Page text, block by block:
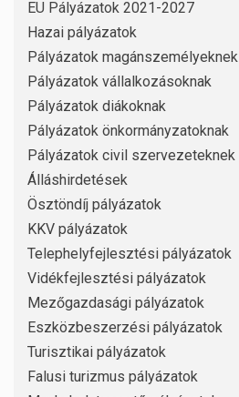
EU Pályázatok 2021-2027
Hazai pályázatok
Pályázatok magánszemélyeknek
Pályázatok vállalkozásoknak
Pályázatok diákoknak
Pályázatok önkormányzatoknak
Pályázatok civil szervezeteknek
Álláshirdetések
Ösztöndíj pályázatok
KKV pályázatok
Telephelyfejlesztési pályázatok
Vidékfejlesztési pályázatok
Mezőgazdasági pályázatok
Eszközbeszerzési pályázatok
Turisztikai pályázatok
Falusi turizmus pályázatok